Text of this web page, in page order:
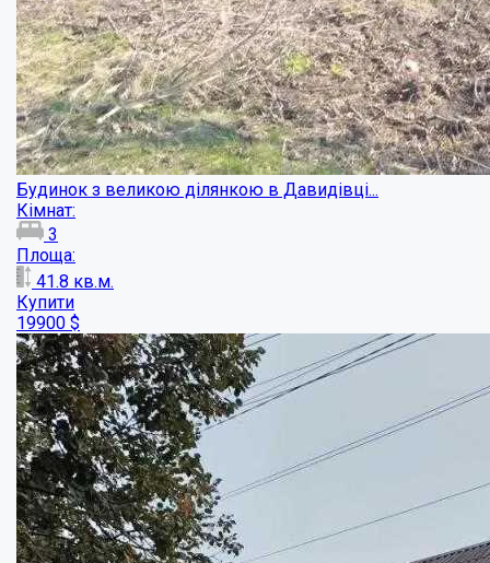
Розкішний особняк в історичному центрі м...
Кімнат:
6
Площа:
215кв.м.
Купити
580000 $